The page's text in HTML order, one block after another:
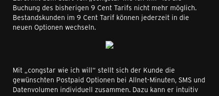
Buchung des bisherigen 9 Cent Tarifs nicht mehr möglich.
Bestandskunden im 9 Cent Tarif können jederzeit in die
neuen Optionen wechseln.
Mit „congstar wie ich will“ stellt sich der Kunde die
gewünschten Postpaid Optionen bei Allnet-Minuten, SMS und
Datenvolumen individuell zusammen. Dazu kann er intuitiv